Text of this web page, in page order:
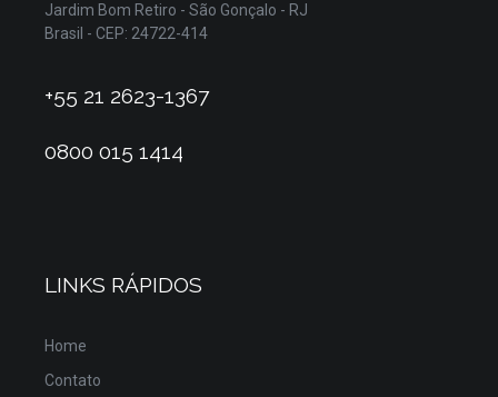
Jardim Bom Retiro - São Gonçalo - RJ
Brasil - CEP: 24722-414
+55 21 2623-1367
0800 015 1414
LINKS RÁPIDOS
Home
Contato